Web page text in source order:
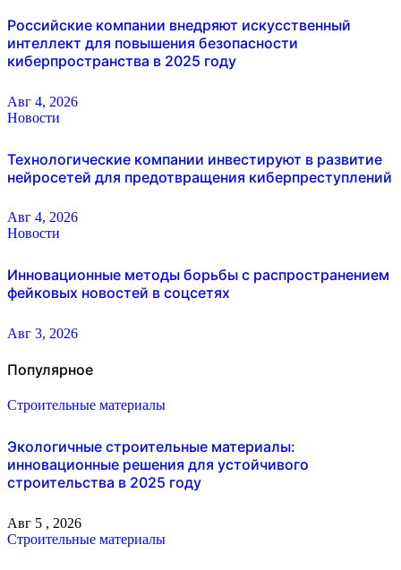
Российские компании внедряют искусственный
интеллект для повышения безопасности
киберпространства в 2025 году
Авг 4, 2026
Новости
Технологические компании инвестируют в развитие
нейросетей для предотвращения киберпреступлений
Авг 4, 2026
Новости
Инновационные методы борьбы с распространением
фейковых новостей в соцсетях
Авг 3, 2026
Популярное
Строительные материалы
Экологичные строительные материалы:
инновационные решения для устойчивого
строительства в 2025 году
Авг 5 , 2026
Строительные материалы